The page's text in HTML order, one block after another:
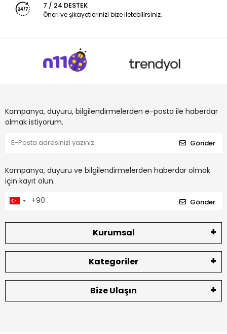
7 / 24 DESTEK
Öneri ve şikayetlerinizi bize iletebilirsiniz.
Kampanya, duyuru, bilgilendirmelerden e-posta ile haberdar
olmak istiyorum.
Gönder
Kampanya, duyuru ve bilgilendirmelerden haberdar olmak
için kayıt olun.
Gönder
Kurumsal
Kategoriler
Bize Ulaşın